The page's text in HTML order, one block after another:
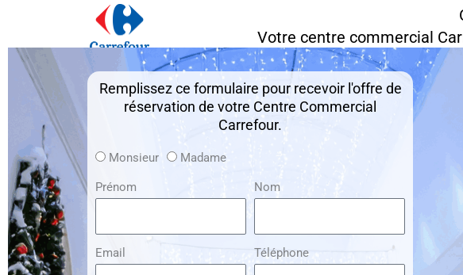
contenu
Votre centre commercial
Remplissez ce formulaire pour recevoir l'offre de
réservation de votre Centre Commercial
Carrefour.
Monsieur Madame
Prénom Nom
Email Téléphone